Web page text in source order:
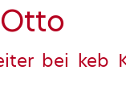
bei keb